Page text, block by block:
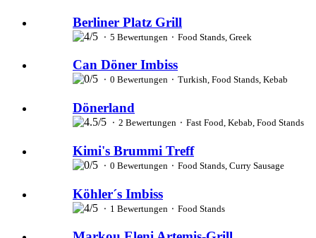
Berliner Platz Grill
⬝ 5 Bewertungen ⬝ Food Stands, Greek
Can Döner Imbiss
⬝ 0 Bewertungen ⬝ Turkish, Food Stands, Kebab
Dönerland
⬝ 2 Bewertungen ⬝ Fast Food, Kebab, Food Stands
Kimi's Brummi Treff
⬝ 0 Bewertungen ⬝ Food Stands, Curry Sausage
Köhler´s Imbiss
⬝ 1 Bewertungen ⬝ Food Stands